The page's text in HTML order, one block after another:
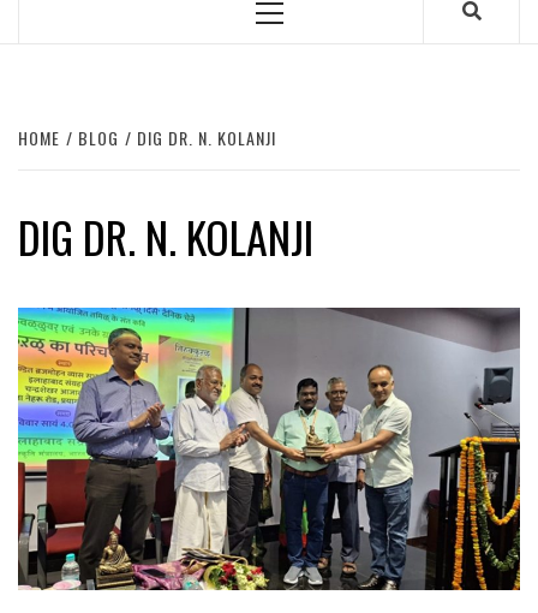
Primary
HOME BLOG DIG DR. N. KOLANJI
DIG DR. N. KOLANJI